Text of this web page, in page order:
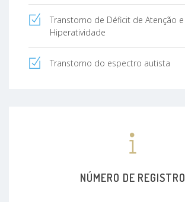
Transtorno de Déficit de Atenção e
Hiperatividade
Transtorno do espectro autista
NÚMERO DE REGISTRO